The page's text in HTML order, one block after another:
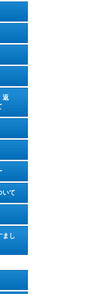
返
いて
まし